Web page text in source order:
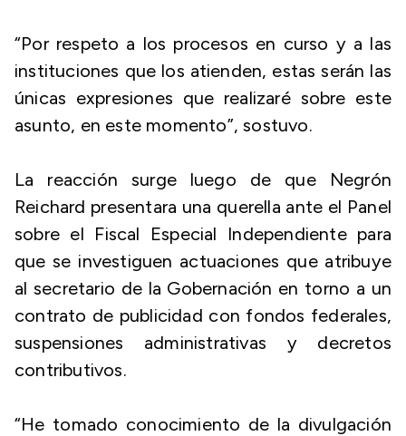
“Por respeto a los procesos en curso y a las
instituciones que los atienden, estas serán las
únicas expresiones que realizaré sobre este
asunto, en este momento”, sostuvo.
La reacción surge luego de que Negrón
Reichard presentara una querella ante el Panel
sobre el Fiscal Especial Independiente para
que se investiguen actuaciones que atribuye
al secretario de la Gobernación en torno a un
contrato de publicidad con fondos federales,
suspensiones administrativas y decretos
contributivos.
“He tomado conocimiento de la divulgación